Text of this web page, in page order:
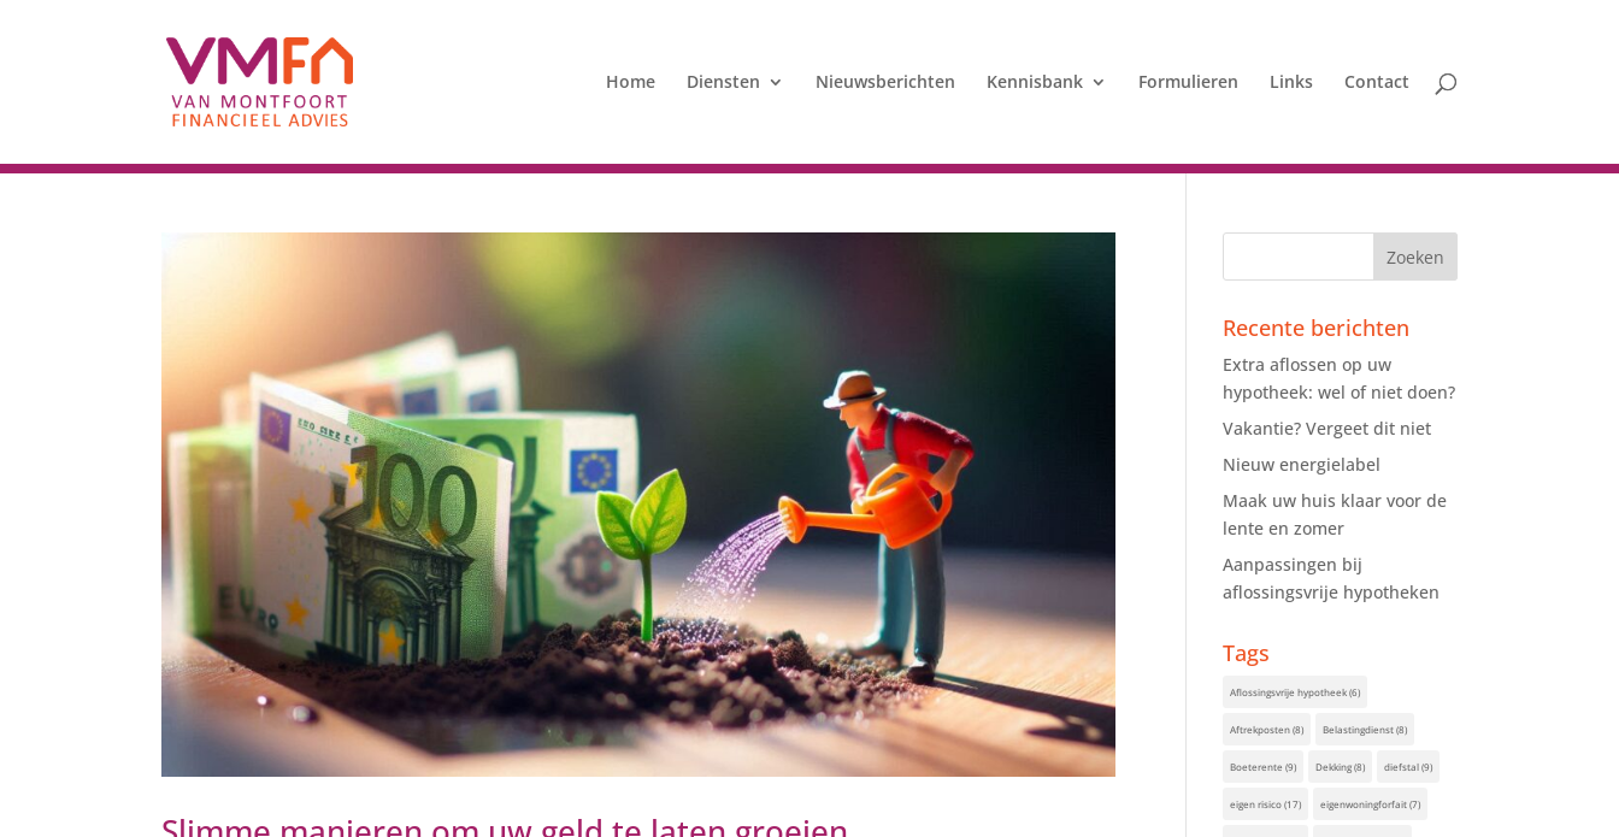
Home Diensten Nieuwsberichten Kennisbank Formulieren Links Contact
Recente berichten
Extra aflossen op uw
hypotheek: wel of niet doen?
Vakantie? Vergeet dit niet
Nieuw energielabel
Maak uw huis klaar voor de
lente en zomer
Aanpassingen bij
aflossingsvrije hypotheken
Tags
Aflossingsvrije hypotheek(6)
Aftrekposten(8) Belastingdienst(8)
Boeterente (9) Dekking(8) diefstal(9)
eigen risico(17) eigenwoningforfait(7)